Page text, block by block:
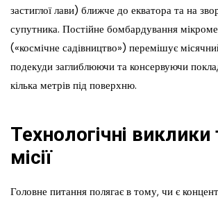
застиглої лави) ближче до екватора та на
супутника. Постійне бомбардування
(«космічне садівництво») перемішує
подекуди заглиблюючи та консервуючи
кілька метрів під поверхню.
Технологічні виклики
місії
Головне питання полягає в тому, чи є